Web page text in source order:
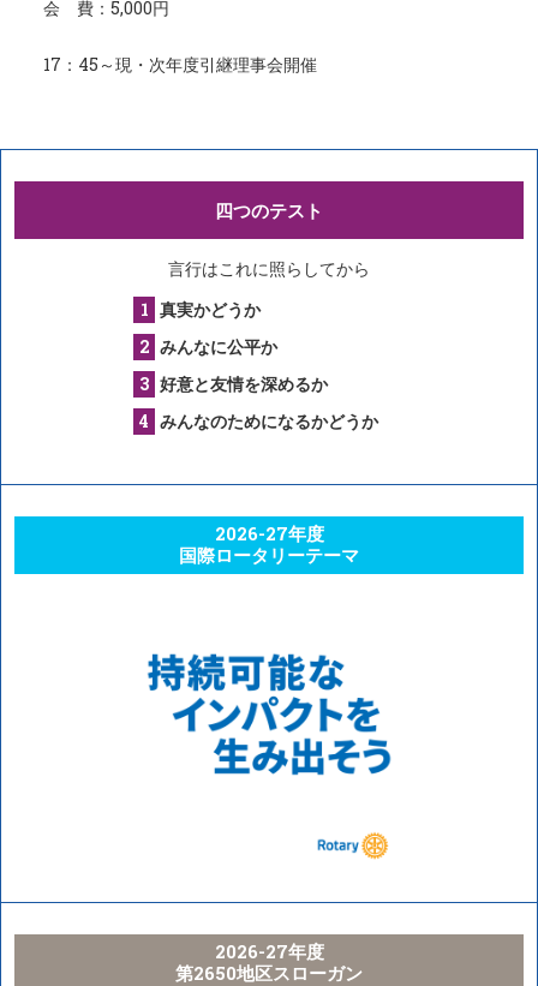
会 費：5,000円
17：45～現・次年度引継理事会開催
四つのテスト
言行はこれに照らしてから
真実かどうか
みんなに公平か
好意と友情を深めるか
みんなのためになるかどうか
2026-27年度
国際ロータリーテーマ
2026-27年度
第2650地区スローガン